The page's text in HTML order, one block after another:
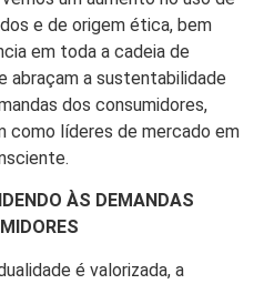
e de origem ética, bem
em toda a cadeia de
abraçam a sustentabilidade
dos consumidores,
como líderes de mercado em
ÀS DEMANDAS
é valorizada, a